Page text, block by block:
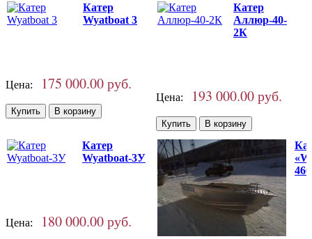
Катер
Wyatboat 3
Цена: 175 000.00 руб.
Катер
Аллюр-40-
2К
Цена: 193 000.00 руб.
Катер
Wyatboat-3У
Цена: 180 000.00 руб.